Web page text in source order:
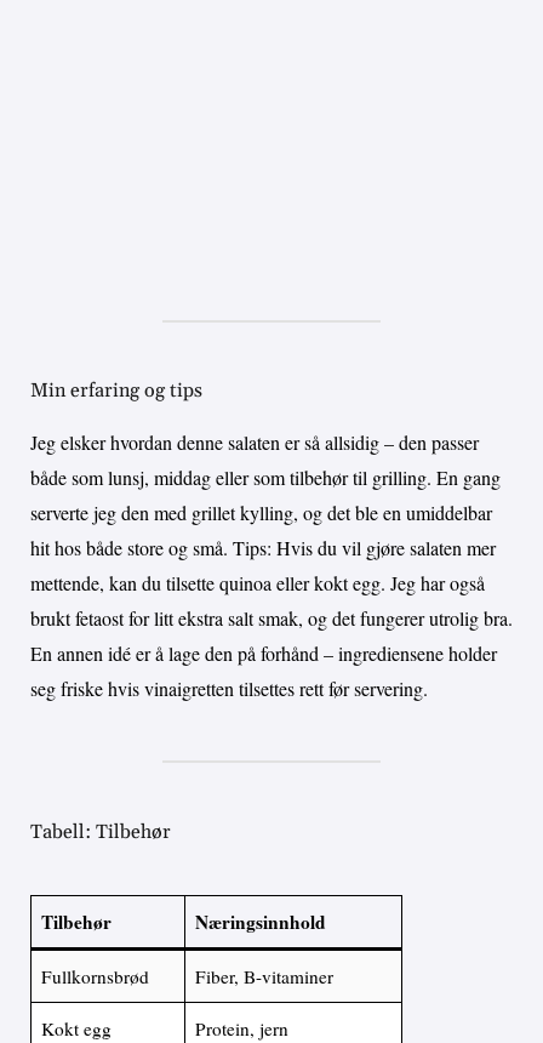
Min erfaring og tips
Jeg elsker hvordan denne salaten er så allsidig – den passer
både som lunsj, middag eller som tilbehør til grilling. En gang
serverte jeg den med grillet kylling, og det ble en umiddelbar
hit hos både store og små. Tips: Hvis du vil gjøre salaten mer
mettende, kan du tilsette quinoa eller kokt egg. Jeg har også
brukt fetaost for litt ekstra salt smak, og det fungerer utrolig bra.
En annen idé er å lage den på forhånd – ingrediensene holder
seg friske hvis vinaigretten tilsettes rett før servering.
Tabell: Tilbehør
Tilbehør Næringsinnhold
Fullkornsbrød Fiber, B-vitaminer
Kokt egg Protein, jern